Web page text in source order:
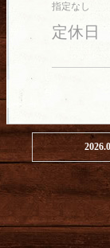
指定なし
定休日